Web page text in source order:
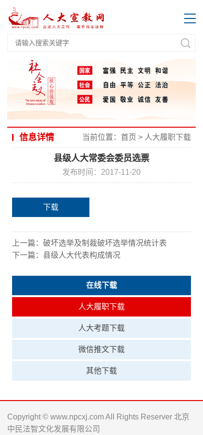
信息详情 当前位置： 首页 > 人大履职下载
县级人大常委会委员选票
发布时间：2017-11-20
下载
上一篇： 破坏选举及制裁破坏选举情况统计表
下一篇： 县级人大代表构成情况
在线下载
人大履职下载
人大考题下载
微信推文下载
其他下载
Copyright © www.npcxj.com All Rights Reserver 北京
中民法智文化发展有限公司